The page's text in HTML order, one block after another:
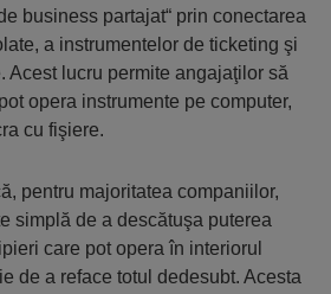
business partajat“ prin conectarea
a instrumentelor de ticketing şi
Acest lucru permite angajaţilor să
opera instrumente pe computer,
cu fişiere.
pentru majoritatea companiilor,
simplă de a descătuşa puterea
care pot opera în interiorul
de a reface totul dedesubt. Acesta